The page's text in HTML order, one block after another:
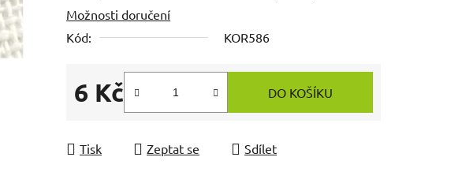
Možnosti doručení
Kód:
KOR586
6 Kč
Měrná cena:
DO KOŠÍKU
Tisk Zeptat se Sdílet